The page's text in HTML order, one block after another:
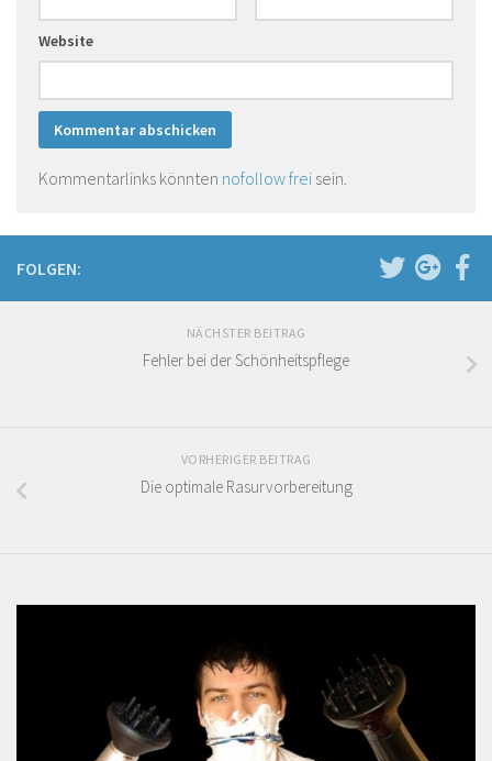
Website
Kommentarlinks könnten nofollow frei sein.
FOLGEN:
NÄCHSTER BEITRAG
Fehler bei der Schönheitspflege
VORHERIGER BEITRAG
Die optimale Rasurvorbereitung